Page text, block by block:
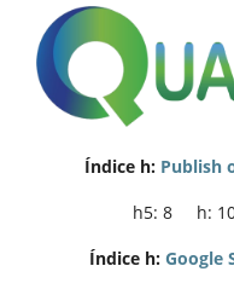
Índice h: Publish
h5: 8 h:
Índice h: Google